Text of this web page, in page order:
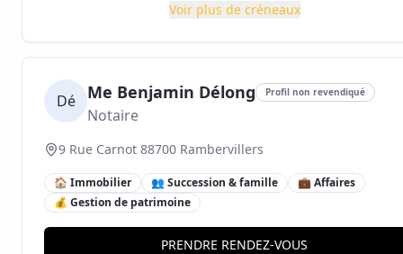
Voir plus de créneaux
Dé Me Benjamin Délong Profil non revendiqué
Notaire
9 Rue Carnot 88700 Rambervillers
🏠 Immobilier 👥 Succession & famille
💼 Affaires
💰 Gestion de patrimoine
PRENDRE RENDEZ-VOUS